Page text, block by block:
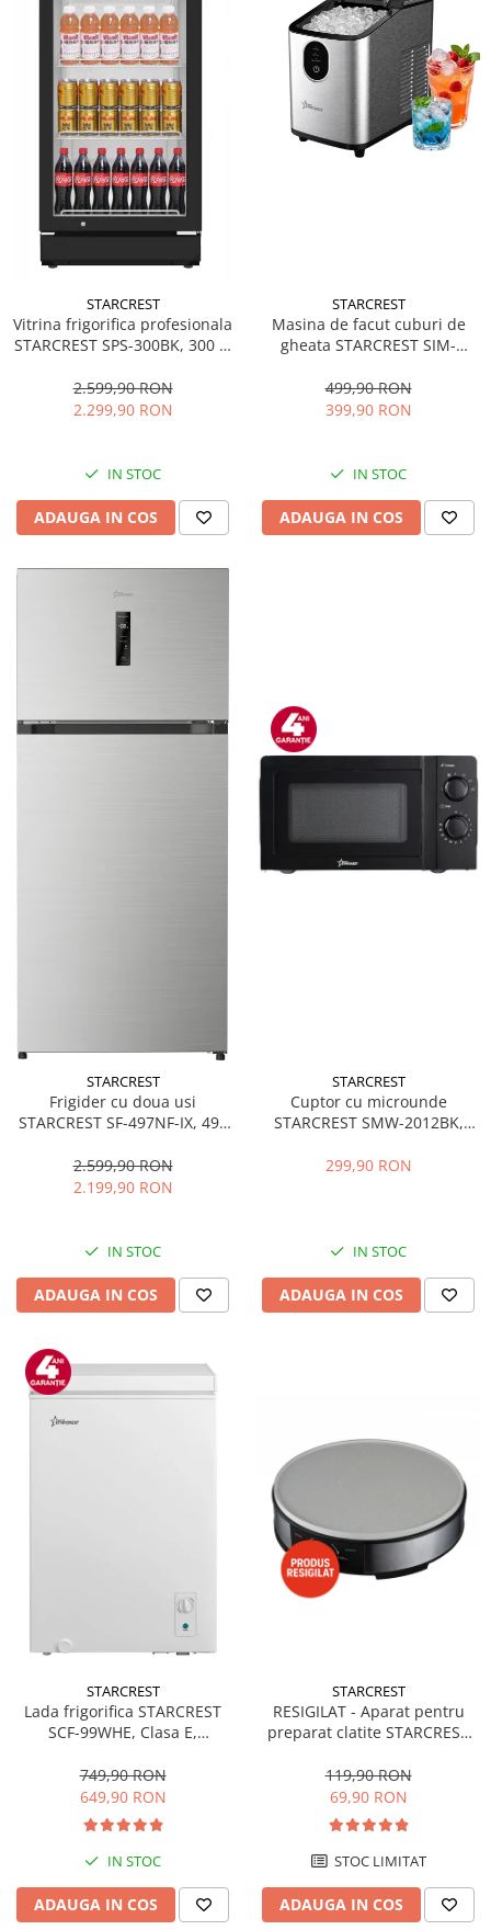
STARCREST
Vitrina frigorifica profesionala
STARCREST SPS-300BK, 300 L,
LED, H 169.5 cm, Negru
2.599,90 RON
2.299,90 RON
IN STOC
ADAUGA IN COS
STARCREST
Masina de facut cuburi de
gheata STARCREST SIM-
12Kg/24h, Cos gheata
detasabil, Rezervor apa 0.8 l,
499,90 RON
399,90 RON
IN STOC
ADAUGA IN COS
STARCREST
Frigider cu doua usi
STARCREST SF-497NF-IX, 497
Inverter, Clasa E, Display,
Functie super racire, Blocare
2.599,90 RON
2.199,90 RON
IN STOC
ADAUGA IN COS
STARCREST
Cuptor cu microunde
STARCREST SMW-2012BK,
mecanic, 6 Trepte de putere,
299,90 RON
IN STOC
ADAUGA IN COS
STARCREST
Lada frigorifica STARCREST
SCF-99WHE, Clasa E,
convertibil - functie frigider,
Termostat reglabil, Alb
749,90 RON
649,90 RON
IN STOC
ADAUGA IN COS
STARCREST
RESIGILAT - Aparat pentru
preparat clatite STARCREST
invelis ceramic antiaderent,
30 cm, Inox / Negru
119,90 RON
69,90 RON
STOC LIMITAT
ADAUGA IN COS